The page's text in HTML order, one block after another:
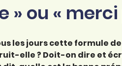
» ou «
les jours cette formule
elle ? Doit-on dire et